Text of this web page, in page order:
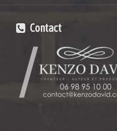
Contact